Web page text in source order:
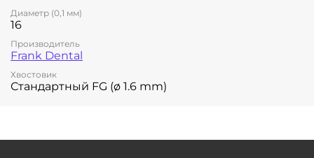
Диаметр (0,1 мм)
16
Производитель
Frank Dental
Хвостовик
Стандартный FG (ø 1.6 mm)